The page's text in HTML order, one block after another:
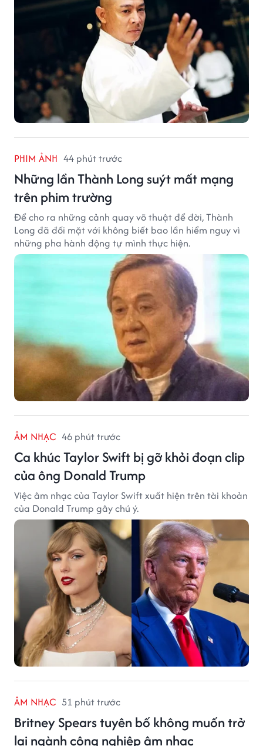
PHIM ẢNH 44 phút trước
Những lần Thành Long suýt mất mạng
trên phim trường
Để cho ra những cảnh quay võ thuật để đời, Thành
Long đã đối mặt với không biết bao lần hiểm nguy vì
những pha hành động tự mình thực hiện.
ÂM NHẠC 46 phút trước
Ca khúc Taylor Swift bị gỡ khỏi đoạn clip
của ông Donald Trump
Việc âm nhạc của Taylor Swift xuất hiện trên tài khoản
của Donald Trump gây chú ý.
ÂM NHẠC 51 phút trước
Britney Spears tuyên bố không muốn trở
lại ngành công nghiệp âm nhạc